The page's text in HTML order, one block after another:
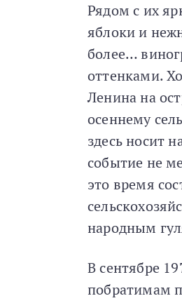
Рядом с их
яблоки и
более…
оттенками.
Ленина на
осеннему
здесь носит
событие не
это время
народным
В сентябре
побратимам